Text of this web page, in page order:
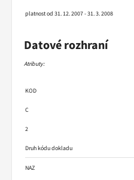
platnost od 31. 12. 2007 - 31. 3. 2008
Datové rozhraní
Atributy:
KOD
C
2
Druh kódu dokladu
NAZ